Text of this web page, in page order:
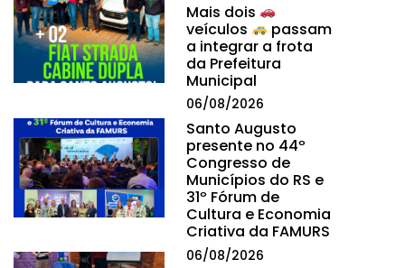
Mais dois
veículos
passam
a integrar a frota
da Prefeitura
Municipal
06/08/2026
Santo Augusto
presente no 44º
Congresso de
Municípios do RS e
31º Fórum de
Cultura e Economia
Criativa da FAMURS
06/08/2026